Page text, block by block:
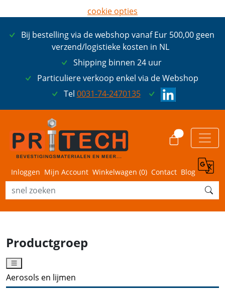
Bij bestelling via de webshop vanaf Eur 500,00 geen
verzend/logistieke kosten in NL
Shipping binnen 24 uur
Particuliere verkoop enkel via de Webshop
Tel 0031-74-2470135
Inloggen Mijn Account Winkelwagen (0) Contact Blog
Productgroep
Aerosols en lijmen
cookie opties
ik ga akkoord met cookies